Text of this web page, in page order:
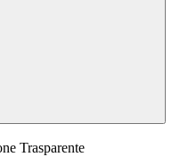
Trasparente